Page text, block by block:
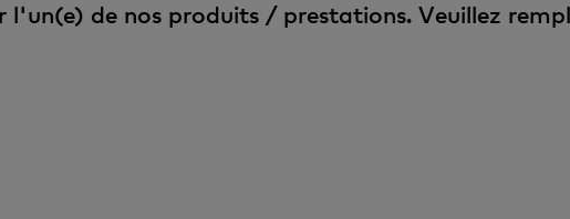
l'un(e) de nos produits / prestations. Veuillez